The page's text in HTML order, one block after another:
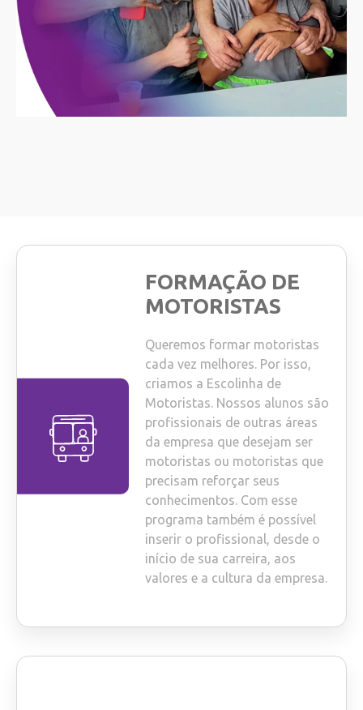
FORMAÇÃO DE
MOTORISTAS
Queremos formar motoristas
cada vez melhores. Por isso,
criamos a Escolinha de
Motoristas. Nossos alunos são
profissionais de outras áreas
da empresa que desejam ser
motoristas ou motoristas que
precisam reforçar seus
conhecimentos. Com esse
programa também é possível
inserir o profissional, desde o
início de sua carreira, aos
valores e a cultura da empresa.